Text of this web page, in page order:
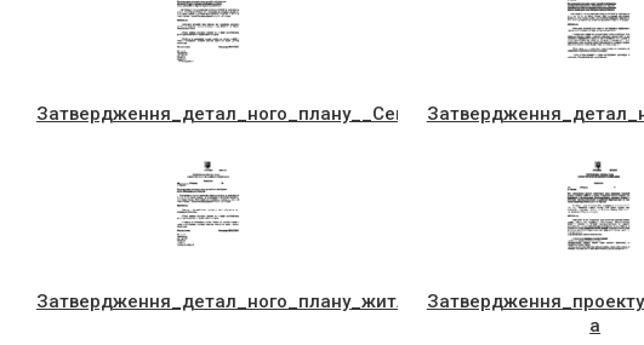
Затвердження_детал_ного_плану__Семенюк,_житло_,Дачна,40
а